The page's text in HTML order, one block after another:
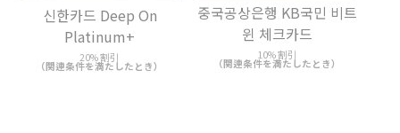
신한카드 Deep On
Platinum+
20% 割引
（関連条件を満たしたとき）
중국공상은행 KB국민 비트
윈 체크카드
10% 割引
（関連条件を満たしたとき）